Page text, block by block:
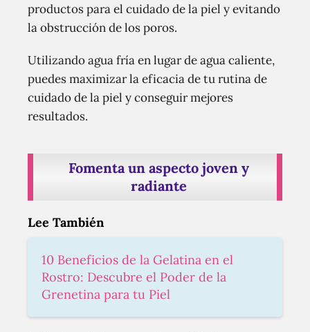
productos para el cuidado de la piel y evitando
la obstrucción de los poros.
Utilizando agua fría en lugar de agua caliente,
puedes maximizar la eficacia de tu rutina de
cuidado de la piel y conseguir mejores
resultados.
Fomenta un aspecto joven y
radiante
Lee También
10 Beneficios de la Gelatina en el
Rostro: Descubre el Poder de la
Grenetina para tu Piel